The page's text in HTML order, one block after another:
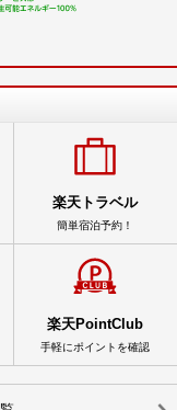
楽天トラベル
簡単宿泊予約！
楽天PointClub
手軽にポイントを確認